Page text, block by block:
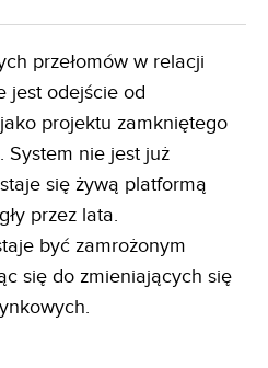
przełomów w relacji
jest odejście od
projektu zamkniętego
System nie jest już
się żywą platformą
przez lata.
być zamrożonym
się do zmieniających się